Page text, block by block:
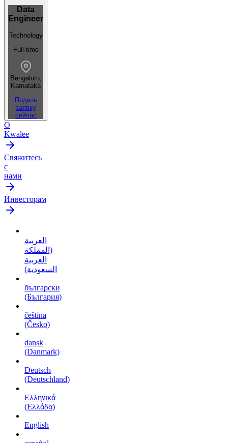
Data
Engineer
Technology
Full-time
Bengaluru,
Karnataka
Подать
заявку
сейчас
О
Kwalee
Свяжитесь
с
нами
Инвесторам
العربية
(المملكة
العربية
السعودية)
български
(България)
čeština
(Česko)
dansk
(Danmark)
Deutsch
(Deutschland)
Ελληνικά
(Ελλάδα)
English